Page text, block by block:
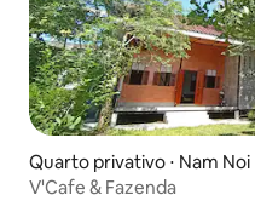
Quarto privativo ⋅ Nam Noi
V'Cafe & Fazenda